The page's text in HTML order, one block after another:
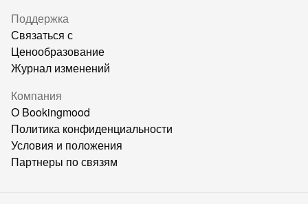
Поддержка
Связаться с
Ценообразование
Журнал изменений
Компания
О Bookingmood
Политика конфиденциальности
Условия и положения
Партнеры по связям